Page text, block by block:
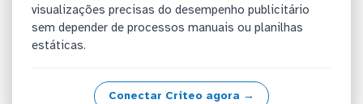
visualizações precisas do desempenho publicitário
sem depender de processos manuais ou planilhas
estáticas.
Conectar Criteo agora →